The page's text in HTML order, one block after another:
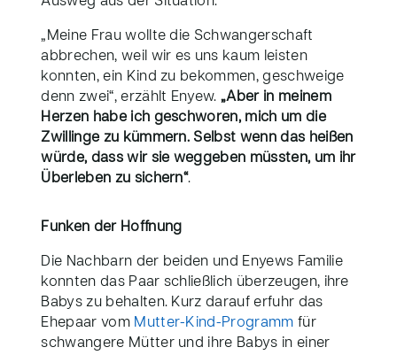
„Meine Frau wollte die Schwangerschaft
abbrechen, weil wir es uns kaum leisten
konnten, ein Kind zu bekommen, geschweige
denn zwei“, erzählt Enyew.„Aber in meinem
Herzen habe ich geschworen, mich um die
Zwillinge zu kümmern. Selbst wenn das heißen
würde, dass wir sie weggeben müssten, um ihr
Überleben zu sichern“.
Funken der Hoffnung
Die Nachbarn der beiden und Enyews Familie
konnten das Paar schließlich überzeugen, ihre
Babys zu behalten. Kurz darauf erfuhr das
Ehepaar vom Mutter-Kind-Programm für
schwangere Mütter und ihre Babys in einer